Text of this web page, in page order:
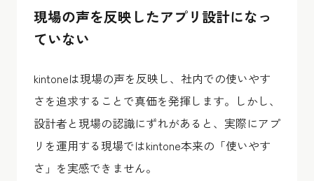
現場の声を反映したアプリ設計になっ
ていない
kintoneは現場の声を反映し、社内での使いやす
さを追求することで真価を発揮します。しかし、
設計者と現場の認識にずれがあると、実際にアプ
リを運用する現場ではkintone本来の「使いやす
さ」を実感できません。